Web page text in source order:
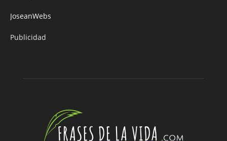
JoseanWebs
Publicidad